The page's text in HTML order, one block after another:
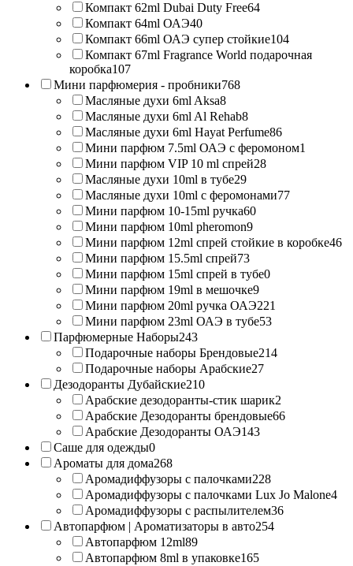
Компакт 62ml Dubai Duty Free64
Компакт 64ml ОАЭ40
Компакт 66ml ОАЭ супер стойкие104
Компакт 67ml Fragrance World подарочная
коробка107
Мини парфюмерия - пробники768
Масляные духи 6ml Aksa8
Масляные духи 6ml Al Rehab8
Масляные духи 6ml Hayat Perfume86
Мини парфюм 7.5ml ОАЭ с феромоном1
Мини парфюм VIP 10 ml спрей28
Масляные духи 10ml в тубе29
Масляные духи 10ml с феромонами77
Мини парфюм 10-15ml ручка60
Мини парфюм 10ml pheromon9
Мини парфюм 12ml спрей стойкие в коробке46
Мини парфюм 15.5ml спрей73
Мини парфюм 15ml спрей в тубе0
Мини парфюм 19ml в мешочке9
Мини парфюм 20ml ручка ОАЭ221
Мини парфюм 23ml ОАЭ в тубе53
Парфюмерные Наборы243
Подарочные наборы Брендовые214
Подарочные наборы Арабские27
Дезодоранты Дубайские210
Арабские дезодоранты-стик шарик2
Арабские Дезодоранты брендовые66
Арабские Дезодоранты ОАЭ143
Саше для одежды0
Ароматы для дома268
Аромадиффузоры с палочками228
Аромадиффузоры с палочками Lux Jo Malone4
Аромадиффузоры с распылителем36
Автопарфюм | Ароматизаторы в авто254
Автопарфюм 12ml89
Автопарфюм 8ml в упаковке165